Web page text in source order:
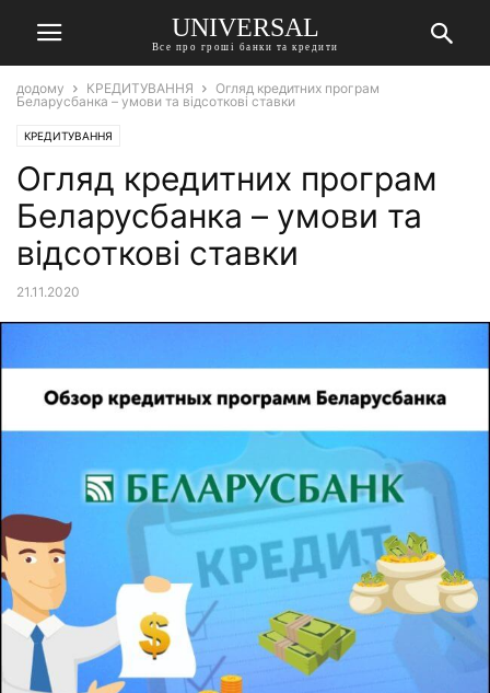
UNIVERSAL
Все про гроші банки та кредити
додому КРЕДИТУВАННЯ
Огляд кредитних програм
Беларусбанка – умови та відсоткові ставки
КРЕДИТУВАННЯ
Огляд кредитних програм
Беларусбанка – умови та
відсоткові ставки
21.11.2020